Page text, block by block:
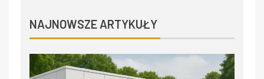
NAJNOWSZE ARTYKUŁY